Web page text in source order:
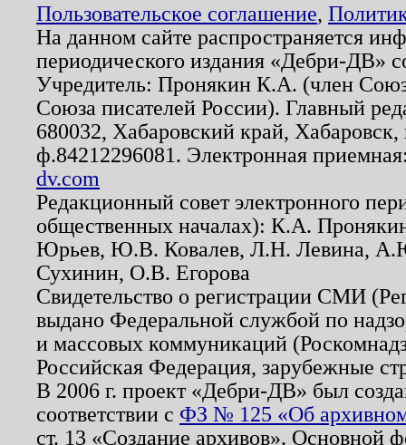
Пользовательское соглашение,
На данном сайте распространяется
периодического издания «Дебри-ДВ»
Учредитель: Пронякин К.А. (член
Союза писателей России). Главный
680032, Хабаровский край,
ф.84212296081. Электронная
dv.com
Редакционный совет электронного
общественных началах): К.А.
Юрьев, Ю.В. Ковалев, Л.Н. Левина,
Сухинин, О.В. Егорова
Свидетельство о регистрации СМИ
выдано Федеральной службой по
и массовых коммуникаций
Российская Федерация, зарубежные
В 2006 г. проект «Дебри-ДВ» был
соответствии с ФЗ № 125 «Об
ст. 13 «Создание архивов». Основной